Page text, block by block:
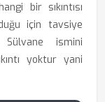
bir sıkıntısı
için tavsiye
ismini
yoktur yani